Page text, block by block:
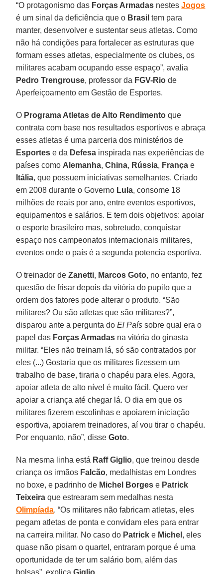
“O protagonismo das Forças Armadas nestesJogos
é um sinal da deficiência que o Brasil tem para
manter, desenvolver e sustentar seus atletas. Como
não há condições para fortalecer as estruturas que
formam esses atletas, especialmente os clubes, os
militares acabam ocupando esse espaço”, avalia
Pedro Trengrouse, professor da FGV-Rio de
Aperfeiçoamento em Gestão de Esportes.
O Programa Atletas de Alto Rendimento que
contrata com base nos resultados esportivos e abraça
esses atletas é uma parceria dos ministérios de
Esportes e da Defesa inspirada nas experiências de
países como Alemanha,China, Rússia, França e
Itália, que possuem iniciativas semelhantes. Criado
em 2008 durante o Governo Lula, consome 18
milhões de reais por ano, entre eventos esportivos,
equipamentos e salários. E tem dois objetivos: apoiar
o esporte brasileiro mas, sobretudo, conquistar
espaço nos campeonatos internacionais militares,
eventos onde o país é a segunda potencia esportiva.
O treinador deZanetti, Marcos Goto, no entanto, fez
questão de frisar depois da vitória do pupilo que a
ordem dos fatores pode alterar o produto. “São
militares? Ou são atletas que são militares?”,
disparou ante a pergunta doEl País sobre qual era o
papel das Forças Armadas na vitória do ginasta
militar. “Eles não treinam lá, só são contratados por
eles (...) Gostaria que os militares fizessem um
trabalho de base, tiraria o chapéu para eles. Agora,
apoiar atleta de alto nível é muito fácil. Quero ver
apoiar a criança até chegar lá. O dia em que os
militares fizerem escolinhas e apoiarem iniciação
esportiva, apoiarem treinadores, aí vou tirar o chapéu.
Por enquanto, não”, disseGoto.
Na mesma linha está Raff Giglio, que treinou desde
criança os irmãos Falcão, medalhistas em Londres
no boxe, e padrinho de Michel Borges e Patrick
Teixeira que estrearam sem medalhas nesta
Olimpíada. “Os militares não fabricam atletas, eles
pegam atletas de ponta e convidam eles para entrar
na carreira militar. No caso do Patrick e Michel , eles
quase não pisam o quartel, entraram porque é uma
oportunidade de ter um salário bom, além das
bolsas”, explicaGiglio